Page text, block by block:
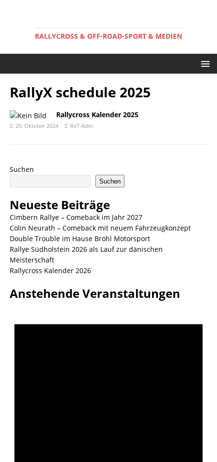
RALLYCROSS & OFF-ROAD-SPORT & MEDIEN
RallyX schedule 2025
Rallycross Kalender 2025
20. Oktober 2024 RxT-Adm
Suchen
Suchen
Neueste Beiträge
Cimbern Rallye – Comeback im Jahr 2027
Colin Neurath – Comeback mit neuem Fahrzeugkonzept
Double Trouble im Hause Bröhl Motorsport
Rallye Südholstein 2026 als Lauf zur dänischen
Meisterschaft
Rallycross Kalender 2026
Anstehende Veranstaltungen